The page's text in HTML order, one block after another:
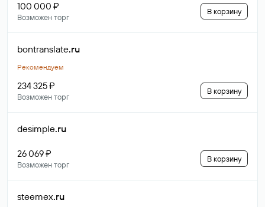
100 000 ₽
Возможен торг
В корзину
bontranslate.ru
Рекомендуем
234 325 ₽
Возможен торг
В корзину
desimple.ru
26 069 ₽
Возможен торг
В корзину
steemex.ru